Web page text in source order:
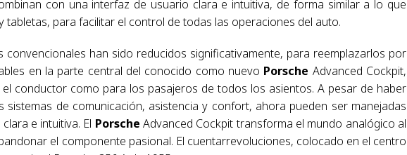
con una interfaz de usuario clara e intuitiva, de forma similar a lo que
tabletas, para facilitar el control de todas las operaciones del auto.
han sido reducidos significativamente, para reemplazarlos por
en la parte central del conocido como nuevo Porsche Advanced Cockpit,
conductor como para los pasajeros de todos los asientos. A pesar de haber
sistemas de comunicación, asistencia y confort, ahora pueden ser manejadas
e intuitiva. El Porsche Advanced Cockpit transforma el mundo analógico al
el componente pasional. El cuentarrevoluciones, colocado en el centro